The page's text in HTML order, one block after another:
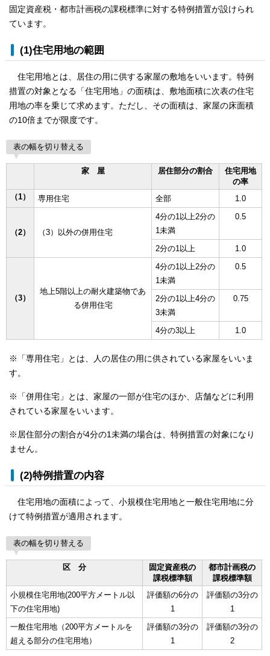
固定資産税・都市計画税の課税標準に対する特例措置が設けられ
ています。
(1)住宅用地の範囲
住宅用地とは、居住の用に供する家屋の敷地をいいます。特例
措置の対象となる「住宅用地」の面積は、敷地面積に次表の住宅
用地の率を乗じて求めます。ただし、その面積は、家屋の床面積
の10倍までが限度です。
表の幅を切り替える
家 屋 居住部分の割合
住宅用地
の率
（1）
専用住宅 全部 1.0
（2） （3）以外の併用住宅
4分の1以上2分の
1未満
0.5
2分の1以上 1.0
（3）
地上5階以上の耐火建築物であ
る併用住宅
4分の1以上2分の
1未満
0.5
2分の1以上4分の
3未満
0.75
4分の3以上 1.0
※「専用住宅」とは、人の居住の用に供されている家屋をいいま
す。
※「併用住宅」とは、家屋の一部が住宅のほか、店舗などに利用
されている家屋をいいます。
※居住部分の割合が4分の1未満の場合は、特例措置の対象になり
ません。
(2)特例措置の内容
住宅用地の面積によって、小規模住宅用地と一般住宅用地に分
けて特例措置が適用されます。
表の幅を切り替える
区 分
固定資産税の
課税標準額
都市計画税の
課税標準額
小規模住宅用地(200平方メートル以
下の住宅用地)
評価額の6分の
1
評価額の3分の
1
一般住宅用地（200平方メートルを
超える部分の住宅用地）
評価額の3分の
1
評価額の3分の
2